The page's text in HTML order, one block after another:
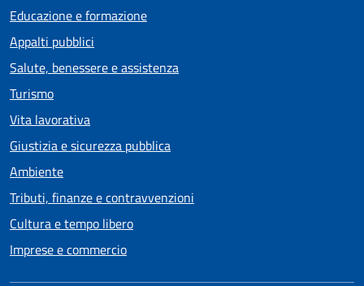
Educazione e formazione
Appalti pubblici
Salute, benessere e assistenza
Turismo
Vita lavorativa
Giustizia e sicurezza pubblica
Ambiente
Tributi, finanze e contravvenzioni
Cultura e tempo libero
Imprese e commercio